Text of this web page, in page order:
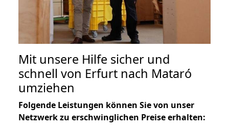
Mit unsere Hilfe sicher und
schnell von Erfurt nach Mataró
umziehen
Folgende Leistungen können Sie von unser
Netzwerk zu erschwinglichen Preise erhalten: